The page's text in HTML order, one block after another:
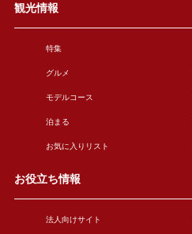
観光情報
特集
グルメ
モデルコース
泊まる
お気に入りリスト
お役立ち情報
法人向けサイト